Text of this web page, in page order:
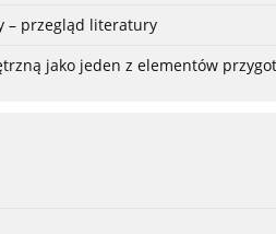
– przegląd literatury
jako jeden z elementów